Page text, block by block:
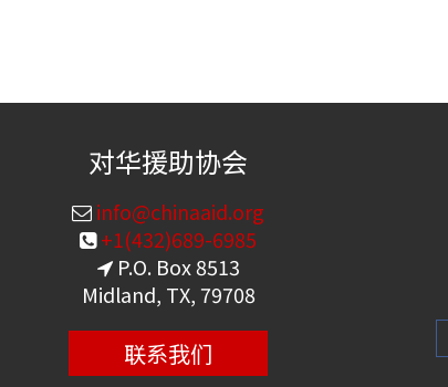
对华援助协会
info@chinaaid.org
+1(432)689-6985
P.O. Box 8513
Midland, TX, 79708
联系我们